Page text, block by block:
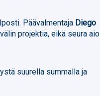
Päävalmentaja Diego
projektia, eikä seura aio
suurella summalla ja